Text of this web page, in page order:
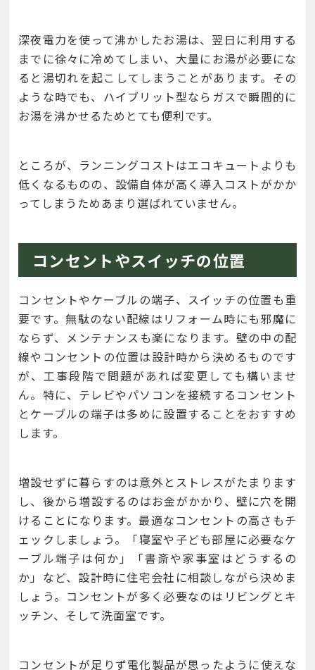
深夜電力を使って沸かしたお湯は、翌日に利用する
までに徐々に冷めてしまい、大量にお湯が必要にな
ると湯切れを起こしてしまうことがあります。その
ような時でも、ハイブリット型ならガスで瞬間的に
お湯を沸かせるためとても便利です。
ところが、ランニングコストはエコキュートよりも
低くなるものの、設備自体が高く導入コストがかか
ってしまうためあまり選ばれていません。
コンセントやスイッチの位置
コンセントやケーブルの端子、スイッチの位置も重
要です。無駄のない配線はリフォーム時にも邪魔に
ならず、メンテナンスも楽になります。壁の中の配
線やコンセントの位置は設計時から決めるものです
が、工事段階で問題があれば変更しても構いませ
ん。特に、テレビやパソコンを接続するコンセント
とケーブルの端子は多めに設置することをおすすめ
します。
増設せずに暮らすのは意外とストレスがたまります
し、後から増設するのはお金がかかり、壁に穴を開
けることになります。最適なコンセントの高さもチ
ェックしましょう。「寝室や子ども部屋に必要なケ
ーブル端子は何か」「書斎や家事室はどうするの
か」など、設計時に住宅会社に相談しながら決めま
しょう。コンセントが多く必要なのはリビングとキ
ッチン、そして洗面室です。
コンセントが足りず電化製品が思ったように使えな